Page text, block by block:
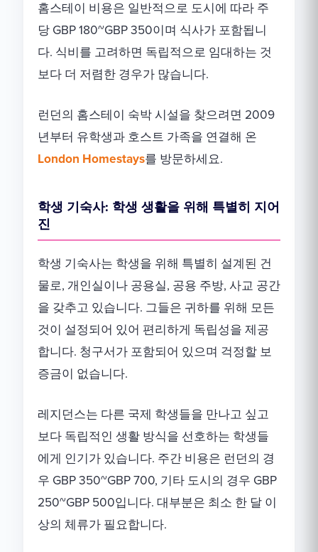
홈스테이 비용은 일반적으로 도시에 따라 주
당 GBP 180~GBP 350이며 식사가 포함됩니
다. 식비를 고려하면 독립적으로 임대하는 것
보다 더 저렴한 경우가 많습니다.
런던의 홈스테이 숙박 시설을 찾으려면 2009
년부터 유학생과 호스트 가족을 연결해 온
London Homestays를 방문하세요.
학생 기숙사: 학생 생활을 위해 특별히 지어
진
학생 기숙사는 학생을 위해 특별히 설계된 건
물로, 개인실이나 공용실, 공용 주방, 사교 공간
을 갖추고 있습니다. 그들은 귀하를 위해 모든
것이 설정되어 있어 편리하게 독립성을 제공
합니다. 청구서가 포함되어 있으며 걱정할 보
증금이 없습니다.
레지던스는 다른 국제 학생들을 만나고 싶고
보다 독립적인 생활 방식을 선호하는 학생들
에게 인기가 있습니다. 주간 비용은 런던의 경
우 GBP 350~GBP 700, 기타 도시의 경우 GBP
250~GBP 500입니다. 대부분은 최소 한 달 이
상의 체류가 필요합니다.